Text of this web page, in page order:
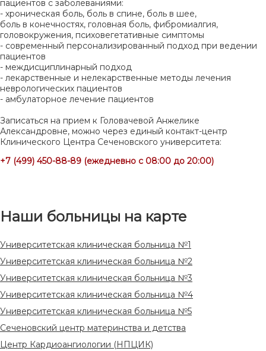
пациентов с заболеваниями:
- хроническая боль, боль в спине, боль в шее,
боль в конечностях, головная боль, фибромиалгия,
головокружения, психовегетативные симптомы
- современный персонализированный подход при ведении
пациентов
- междисциплинарный подход
- лекарственные и нелекарственные методы лечения
неврологических пациентов
- амбулаторное лечение пациентов
Записаться на прием к Головачевой Анжелике
Александровне, можно через единый контакт-центр
Клинического Центра Сеченовского университета:
+7 (499) 450-88-89 (ежедневно с 08:00 до 20:00)
Наши больницы на карте
Университетская клиническая больница №1
Университетская клиническая больница №2
Университетская клиническая больница №3
Университетская клиническая больница №4
Университетская клиническая больница №5
Сеченовский центр материнства и детства
Центр Кардиоангиологии (НПЦИК)